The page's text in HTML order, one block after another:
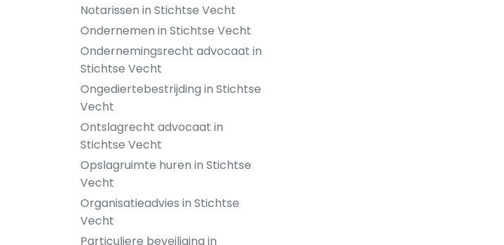
Notarissen in Stichtse Vecht
Ondernemen in Stichtse Vecht
Ondernemingsrecht advocaat in
Stichtse Vecht
Ongediertebestrijding in Stichtse
Vecht
Ontslagrecht advocaat in
Stichtse Vecht
Opslagruimte huren in Stichtse
Vecht
Organisatieadvies in Stichtse
Vecht
Particuliere beveiliging in